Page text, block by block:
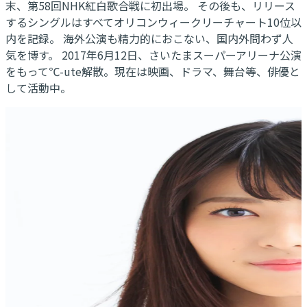
末、第58回NHK紅白歌合戦に初出場。 その後も、リリース
するシングルはすべてオリコンウィークリーチャート10位以
内を記録。 海外公演も精力的におこない、国内外問わず人
気を博す。 2017年6月12日、さいたまスーパーアリーナ公演
をもって℃-ute解散。現在は映画、ドラマ、舞台等、俳優と
して活動中。